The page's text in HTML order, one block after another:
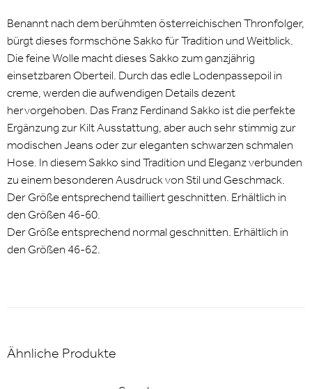
Benannt nach dem berühmten österreichischen Thronfolger,
bürgt dieses formschöne Sakko für Tradition und Weitblick.
Die feine Wolle macht dieses Sakko zum ganzjährig
einsetzbaren Oberteil. Durch das edle Lodenpassepoil in
creme, werden die aufwendigen Details dezent
hervorgehoben. Das Franz Ferdinand Sakko ist die perfekte
Ergänzung zur Kilt Ausstattung, aber auch sehr stimmig zur
modischen Jeans oder zur eleganten schwarzen schmalen
Hose. In diesem Sakko sind Tradition und Eleganz verbunden
zu einem besonderen Ausdruck von Stil und Geschmack.
Der Größe entsprechend tailliert geschnitten. Erhältlich in
den Größen 46-60.
Der Größe entsprechend normal geschnitten. Erhältlich in
den Größen 46-62.
Ähnliche Produkte